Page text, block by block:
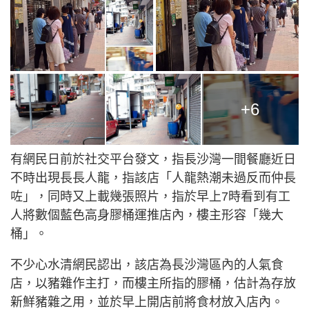
+6
有網民日前於社交平台發文，指長沙灣一間餐廳近日
不時出現長長人龍，指該店「人龍熱潮未過反而仲長
咗」，同時又上載幾張照片，指於早上7時看到有工
人將數個藍色高身膠桶運推店內，樓主形容「幾大
桶」。
不少心水清網民認出，該店為長沙灣區內的人氣食
店，以豬雜作主打，而樓主所指的膠桶，估計為存放
新鮮豬雜之用，並於早上開店前將食材放入店內。